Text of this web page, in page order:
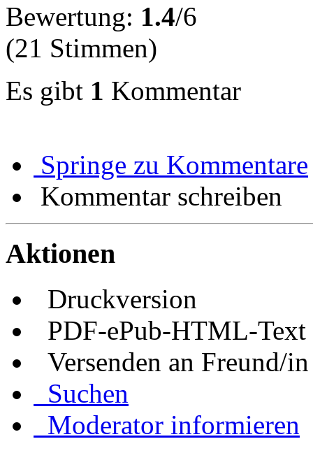
Bewertung: 1.4/6
(21 Stimmen)
Es gibt 1 Kommentar
Springe zu Kommentare
Kommentar schreiben
Aktionen
Druckversion
PDF-ePub-HTML-Text
Versenden an Freund/in
Suchen
Moderator informieren